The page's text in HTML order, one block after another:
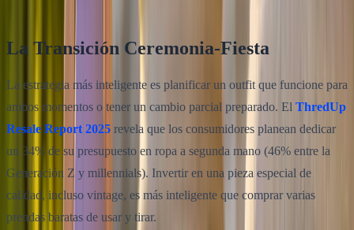
La Transición Ceremonia-Fiesta
La estrategia más inteligente es planificar un outfit que funcione para
ambos momentos o tener un cambio parcial preparado. El ThredUp
Resale Report 2025 revela que los consumidores planean dedicar
un 34% de su presupuesto en ropa a segunda mano (46% entre la
Generación Z y millennials). Invertir en una pieza especial de
calidad, incluso vintage, es más inteligente que comprar varias
prendas baratas de usar y tirar.